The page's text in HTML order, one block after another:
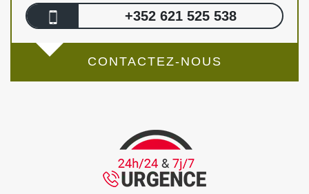
+352 621 525 538
CONTACTEZ-NOUS